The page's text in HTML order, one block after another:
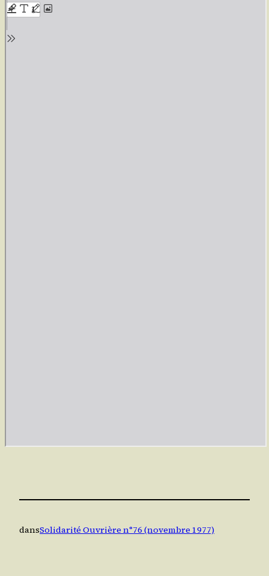
dansSolidarité Ouvrière n°76 (novembre 1977)